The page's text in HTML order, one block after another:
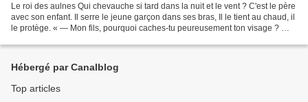
Le roi des aulnes Qui chevauche si tard dans la nuit et le vent ? C'est le père
avec son enfant. Il serre le jeune garçon dans ses bras, Il le tient au chaud, il
le protège. « — Mon fils, pourquoi caches-tu peureusement ton visage ? —
Hébergé par Canalblog
Top articles